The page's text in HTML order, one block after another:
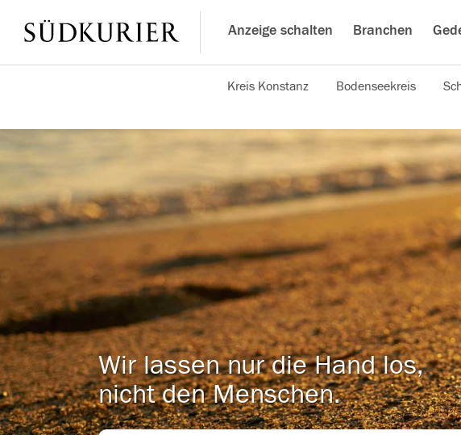
Anzeige schalten Branchen
Kreis Konstanz Bodenseekreis
Wir lassen nur die Hand los,
nicht den Menschen.